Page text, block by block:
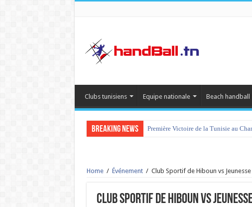
Clubs tunisiens Equipe nationale Beach handball
Breaking News Première Victoire de la Tunisie au
Home / Événement / Club Sportif de Hiboun vs
Club Sportif de Hiboun vs